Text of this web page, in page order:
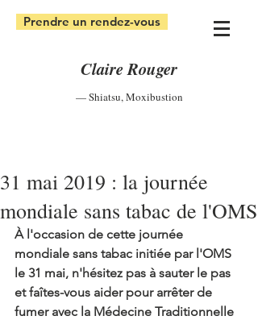
Prendre un rendez-vous
Claire Rouger
— Shiatsu,Moxibustion
31 mai 2019 : la journée
mondiale sans tabac de l'OMS
À l'occasion de cette journée
mondiale sans tabac initiée par l'OMS
le 31 mai, n'hésitez pas à sauter le pas
et faîtes-vous aider pour arrêter de
fumer avec la Médecine Traditionnelle